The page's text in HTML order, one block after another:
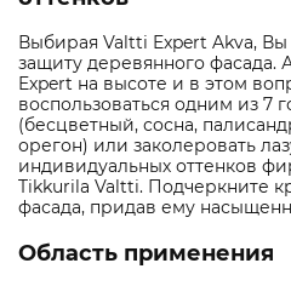
Выбирая Valtti Expert Akva,
защиту деревянного фасада.
Expert на высоте и в этом
воспользоваться одним из 7
(бесцветный, сосна,
орегон) или заколеровать
индивидуальных оттенков
Tikkurila Valtti. Подчеркните
фасада, придав ему
Область применения